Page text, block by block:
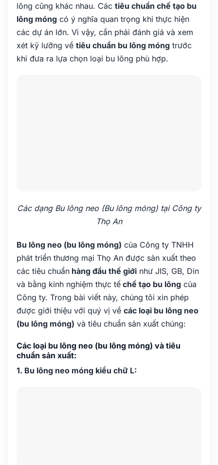
lông cũng khác nhau. Các tiêu chuẩn chế tạo bu
lông móng có ý nghĩa quan trọng khi thực hiện
các dự án lớn. Vì vậy, cần phải đánh giá và xem
xét kỹ lưỡng về tiêu chuẩn bu lông móng trước
khi đưa ra lựa chọn loại bu lông phù hợp.
Các dạng Bu lông neo (Bu lông móng) tại Công ty
Thọ An
Bu lông neo (bu lông móng) của Công ty TNHH
phát triển thương mại Thọ An được sản xuất theo
các tiêu chuẩn hàng đầu thế giới như JIS, GB, Din
và bằng kinh nghiệm thực tế chế tạo bu lông của
Công ty. Trong bài viết này, chúng tôi xin phép
được giới thiệu với quý vị về các loại bu lông neo
(bu lông móng) và tiêu chuẩn sản xuất chúng:
Các loại bu lông neo (bu lông móng) và tiêu
chuẩn sản xuất:
1. Bu lông neo móng kiểu chữ L: